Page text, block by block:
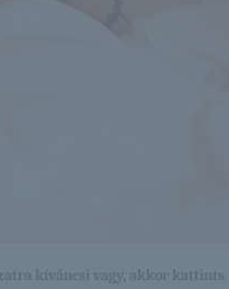
kíváncsi vagy, akkor kattints